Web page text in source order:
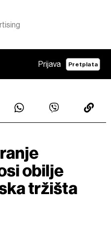
Prijava Pretplata
obilje
tržišta